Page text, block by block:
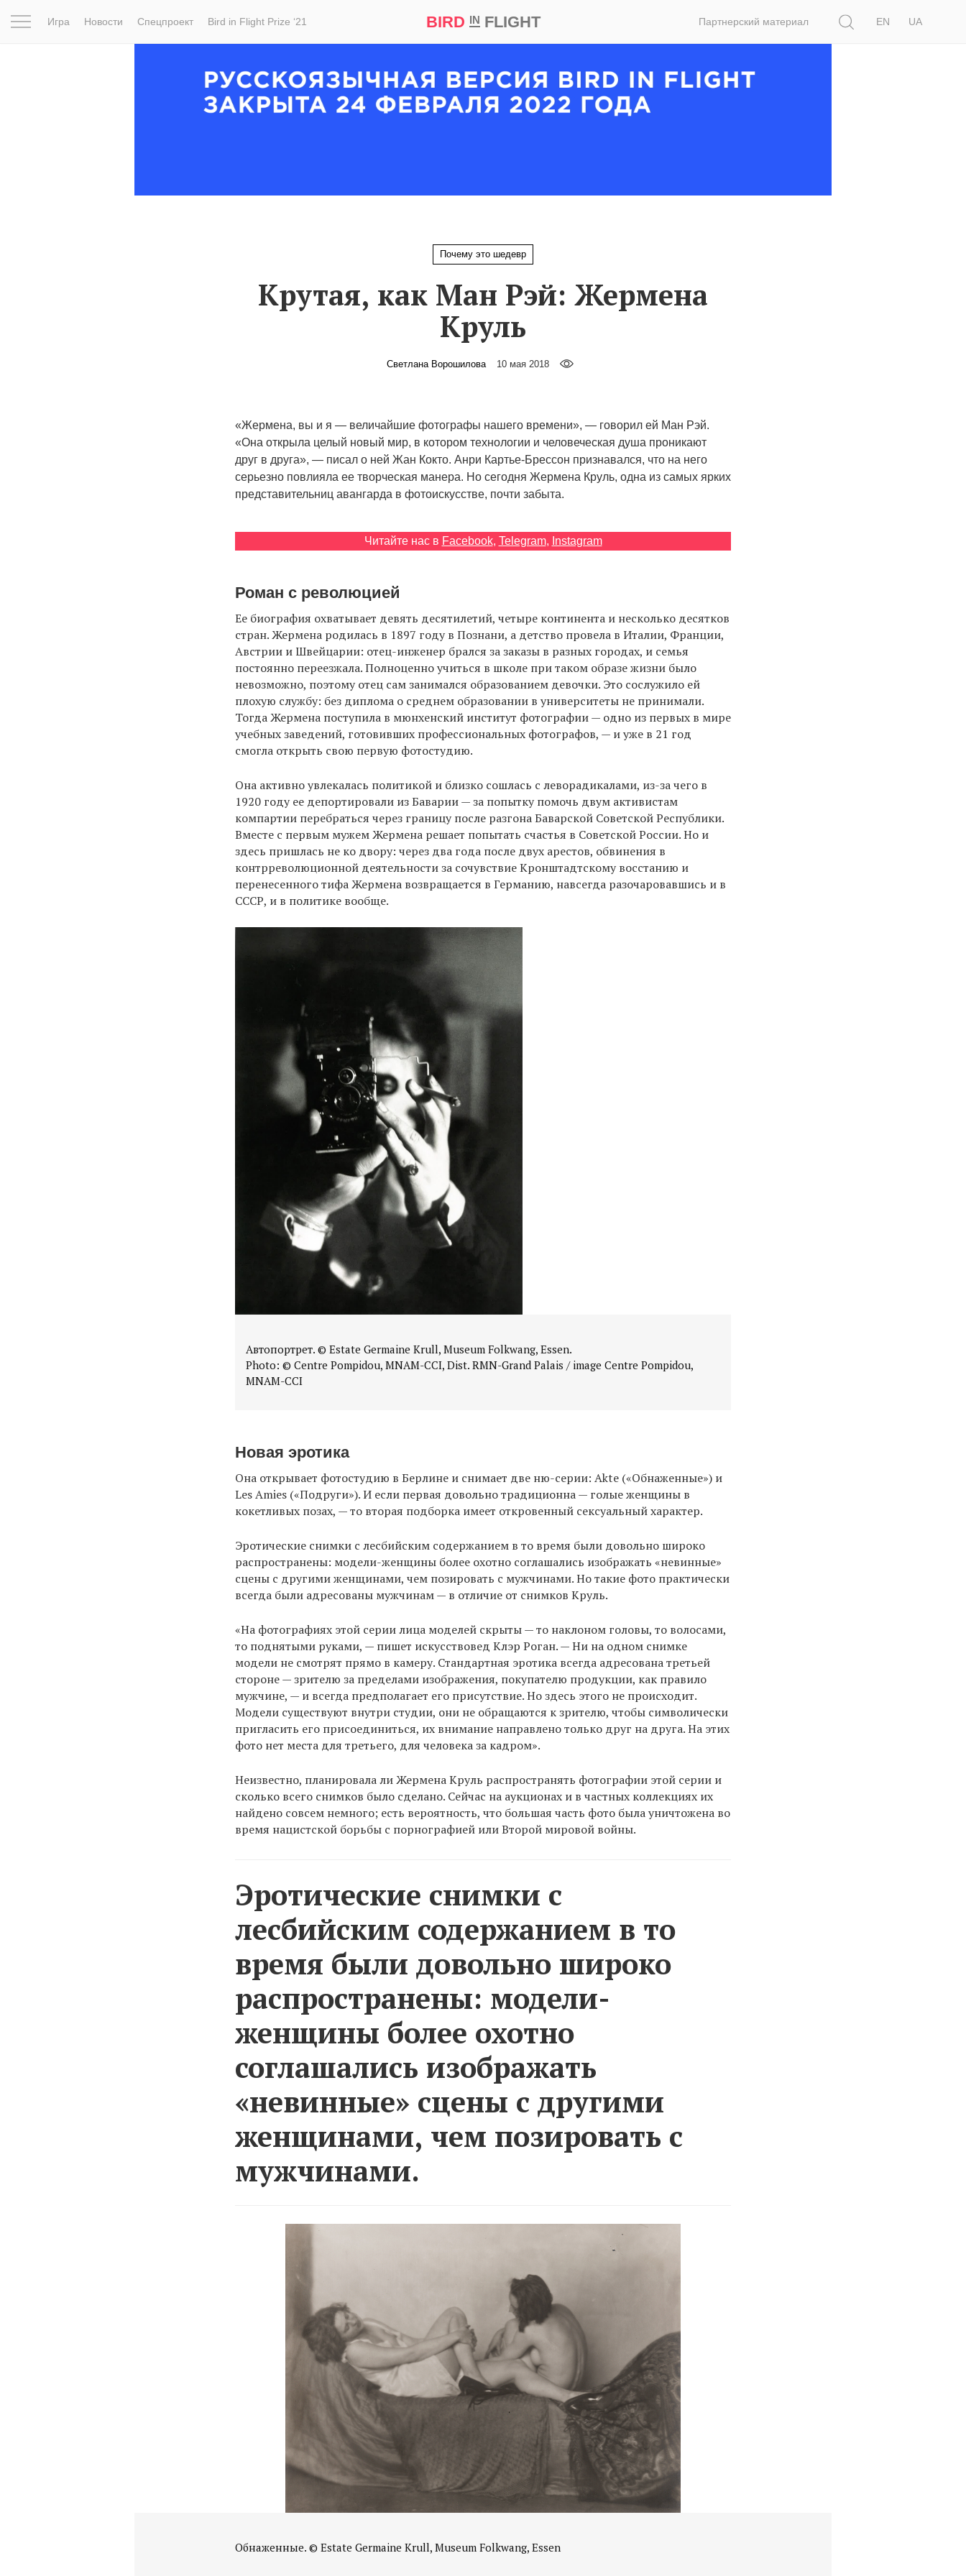
Игра Новости Спецпроект Bird in Flight Prize ‘21 BIRD INFLIGHT Партнерский материал
EN
UA
Почему это шедевр
Крутая, как Ман Рэй: Жермена
Круль
Светлана Ворошилова 10 мая 2018
«Жермена, вы и я — величайшие фотографы нашего времени», — говорил ей Ман Рэй.
«Она открыла целый новый мир, в котором технологии и человеческая душа проникают
друг в друга», — писал о ней Жан Кокто. Анри Картье-Брессон признавался, что на него
серьезно повлияла ее творческая манера. Но сегодня Жермена Круль, одна из самых ярких
представительниц авангарда в фотоискусстве, почти забыта.
Читайте нас в Facebook, Telegram, Instagram
Роман с революцией
Ее биография охватывает девять десятилетий, четыре континента и несколько десятков
стран. Жермена родилась в 1897 году в Познани, а детство провела в Италии, Франции,
Австрии и Швейцарии: отец-инженер брался за заказы в разных городах, и семья
постоянно переезжала. Полноценно учиться в школе при таком образе жизни было
невозможно, поэтому отец сам занимался образованием девочки. Это сослужило ей
плохую службу: без диплома о среднем образовании в университеты не принимали.
Тогда Жермена поступила в мюнхенский институт фотографии — одно из первых в мире
учебных заведений, готовивших профессиональных фотографов, — и уже в 21 год
смогла открыть свою первую фотостудию.
Она активно увлекалась политикой и близко сошлась с леворадикалами, из-за чего в
1920 году ее депортировали из Баварии — за попытку помочь двум активистам
компартии перебраться через границу после разгона Баварской Советской Республики.
Вместе с первым мужем Жермена решает попытать счастья в Советской России. Но и
здесь пришлась не ко двору: через два года после двух арестов, обвинения в
контрреволюционной деятельности за сочувствие Кронштадтскому восстанию и
перенесенного тифа Жермена возвращается в Германию, навсегда разочаровавшись и в
СССР, и в политике вообще.
Автопортрет. © Estate Germaine Krull, Museum Folkwang, Essen.
Photo: © Centre Pompidou, MNAM-CCI, Dist. RMN-Grand Palais / image Centre Pompidou,
MNAM-CCI
Новая эротика
Она открывает фотостудию в Берлине и снимает две ню-серии: Akte («Обнаженные») и
Les Amies («Подруги»). И если первая довольно традиционна — голые женщины в
кокетливых позах, — то вторая подборка имеет откровенный сексуальный характер.
Эротические снимки с лесбийским содержанием в то время были довольно широко
распространены: модели-женщины более охотно соглашались изображать «невинные»
сцены с другими женщинами, чем позировать с мужчинами. Но такие фото практически
всегда были адресованы мужчинам — в отличие от снимков Круль.
«На фотографиях этой серии лица моделей скрыты — то наклоном головы, то волосами,
то поднятыми руками, — пишет искусствовед Клэр Роган. — Ни на одном снимке
модели не смотрят прямо в камеру. Стандартная эротика всегда адресована третьей
стороне — зрителю за пределами изображения, покупателю продукции, как правило
мужчине, — и всегда предполагает его присутствие. Но здесь этого не происходит.
Модели существуют внутри студии, они не обращаются к зрителю, чтобы символически
пригласить его присоединиться, их внимание направлено только друг на друга. На этих
фото нет места для третьего, для человека за кадром».
Неизвестно, планировала ли Жермена Круль распространять фотографии этой серии и
сколько всего снимков было сделано. Сейчас на аукционах и в частных коллекциях их
найдено совсем немного; есть вероятность, что большая часть фото была уничтожена во
время нацистской борьбы с порнографией или Второй мировой войны.
Эротические снимки с
лесбийским содержанием в то
время были довольно широко
распространены: модели-
женщины более охотно
соглашались изображать
«невинные» сцены с другими
женщинами, чем позировать с
мужчинами.